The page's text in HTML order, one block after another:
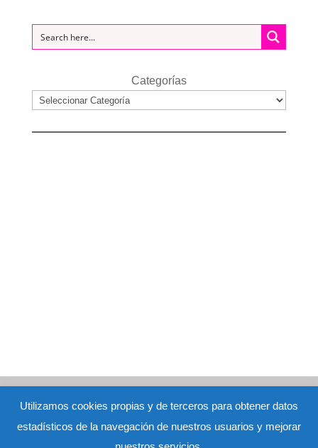
Categorías
Contacto: terapia@terapiaconana.com - 91 643 52
Utilizamos cookies propias y de terceros para obtener datos
estadísticos de la navegación de nuestros usuarios y mejorar